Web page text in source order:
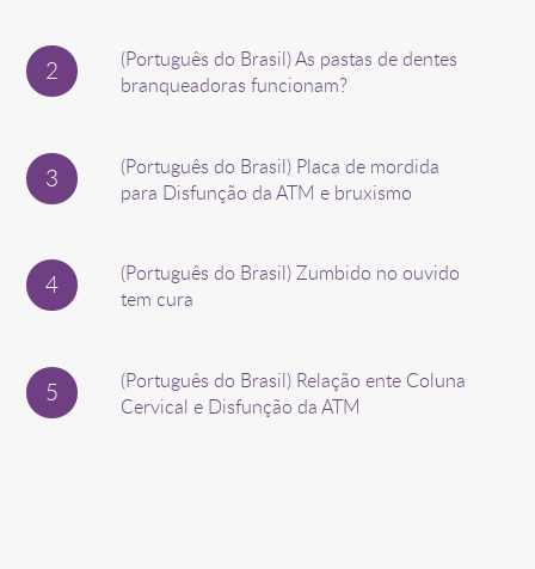
(Português do Brasil) As pastas de dentes
branqueadoras funcionam?
(Português do Brasil) Placa de mordida
para Disfunção da ATM e bruxismo
(Português do Brasil) Zumbido no ouvido
tem cura
(Português do Brasil) Relação ente Coluna
Cervical e Disfunção da ATM